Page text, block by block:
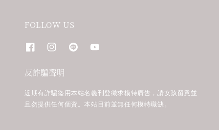
FOLLOW US
反詐騙聲明
近期有詐騙盜用本站名義刊登徵求模特廣告，請女孩留意並
且勿提供任何個資。本站目前並無任何模特職缺。